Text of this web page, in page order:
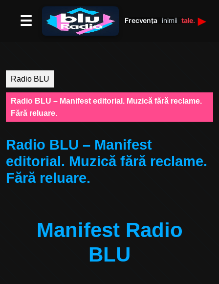
☰ Frecvența inimii tale. ►
Radio BLU
Radio BLU – Manifest editorial. Muzică fără reclame.
Fără reluare.
Radio BLU – Manifest
editorial. Muzică fără reclame.
Fără reluare.
Manifest Radio
BLU